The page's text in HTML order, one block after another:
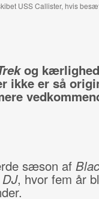
USS Callister, hvis
og
ikke er så
sæson af
, hvor fem år